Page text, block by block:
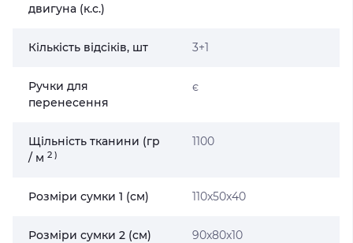
двигуна (к.с.)
Кількість відсіків, шт 3+1
Ручки для
перенесення
є
Щільність тканини (гр
/ м 2 )
1100
Розміри сумки 1 (см) 110x50x40
Розміри сумки 2 (см) 90x80x10